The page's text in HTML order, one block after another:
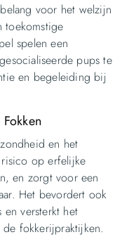
voor het welzijn
toekomstige
spelen een
pups te
en begeleiding bij
en het
op erfelijke
en zorgt voor een
Het bevordert ook
versterkt het
fokkerijpraktijken.